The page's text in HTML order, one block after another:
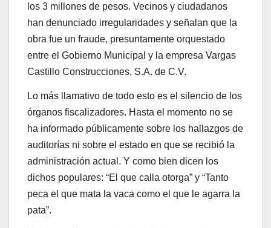
los 3 millones de pesos. Vecinos y ciudadanos
han denunciado irregularidades y señalan que la
obra fue un fraude, presuntamente orquestado
entre el Gobierno Municipal y la empresa Vargas
Castillo Construcciones, S.A. de C.V.
Lo más llamativo de todo esto es el silencio de los
órganos fiscalizadores. Hasta el momento no se
ha informado públicamente sobre los hallazgos de
auditorías ni sobre el estado en que se recibió la
administración actual. Y como bien dicen los
dichos populares: “El que calla otorga” y “Tanto
peca el que mata la vaca como el que le agarra la
pata”.